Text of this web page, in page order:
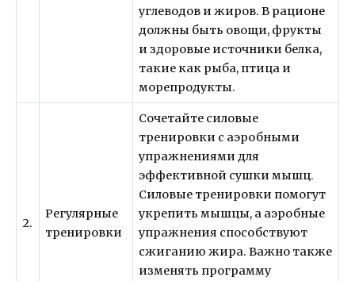
углеводов и жиров. В рационе
должны быть овощи, фрукты
и здоровые источники белка,
такие как рыба, птица и
морепродукты.
2.
Регулярные
тренировки
Сочетайте силовые
тренировки с аэробными
упражнениями для
эффективной сушки мышц.
Силовые тренировки помогут
укрепить мышцы, а аэробные
упражнения способствуют
сжиганию жира. Важно также
изменять программу